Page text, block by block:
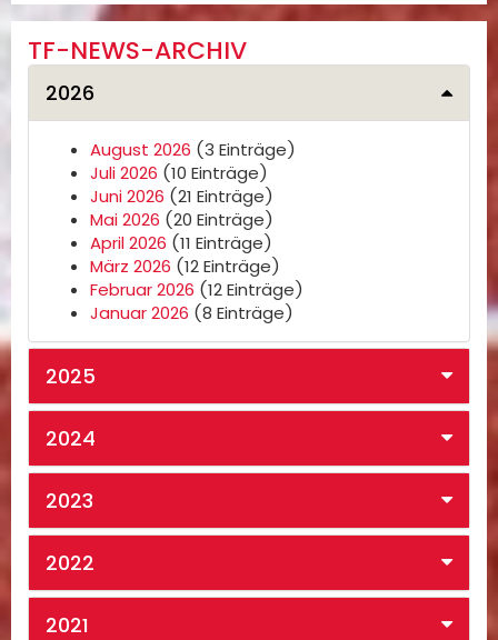
TF-NEWS-ARCHIV
2026
August 2026 (3 Einträge)
Juli 2026 (10 Einträge)
Juni 2026 (21 Einträge)
Mai 2026 (20 Einträge)
April 2026 (11 Einträge)
März 2026 (12 Einträge)
Februar 2026 (12 Einträge)
Januar 2026 (8 Einträge)
2025
2024
2023
2022
2021